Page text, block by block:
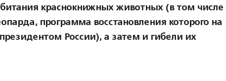
краснокнижных животных (в том числе
программа восстановления которого на
России), а затем и гибели их